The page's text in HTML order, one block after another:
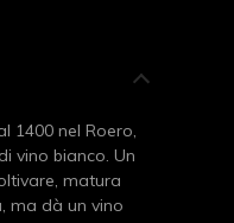
1400 nel Roero,
vino bianco. Un
matura
ma dà un vino